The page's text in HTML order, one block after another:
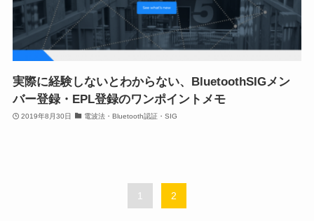
実際に経験しないとわからない、BluetoothSIGメン
バー登録・EPL登録のワンポイントメモ
2019年8月30日 電波法・Bluetooth認証・SIG
1 2